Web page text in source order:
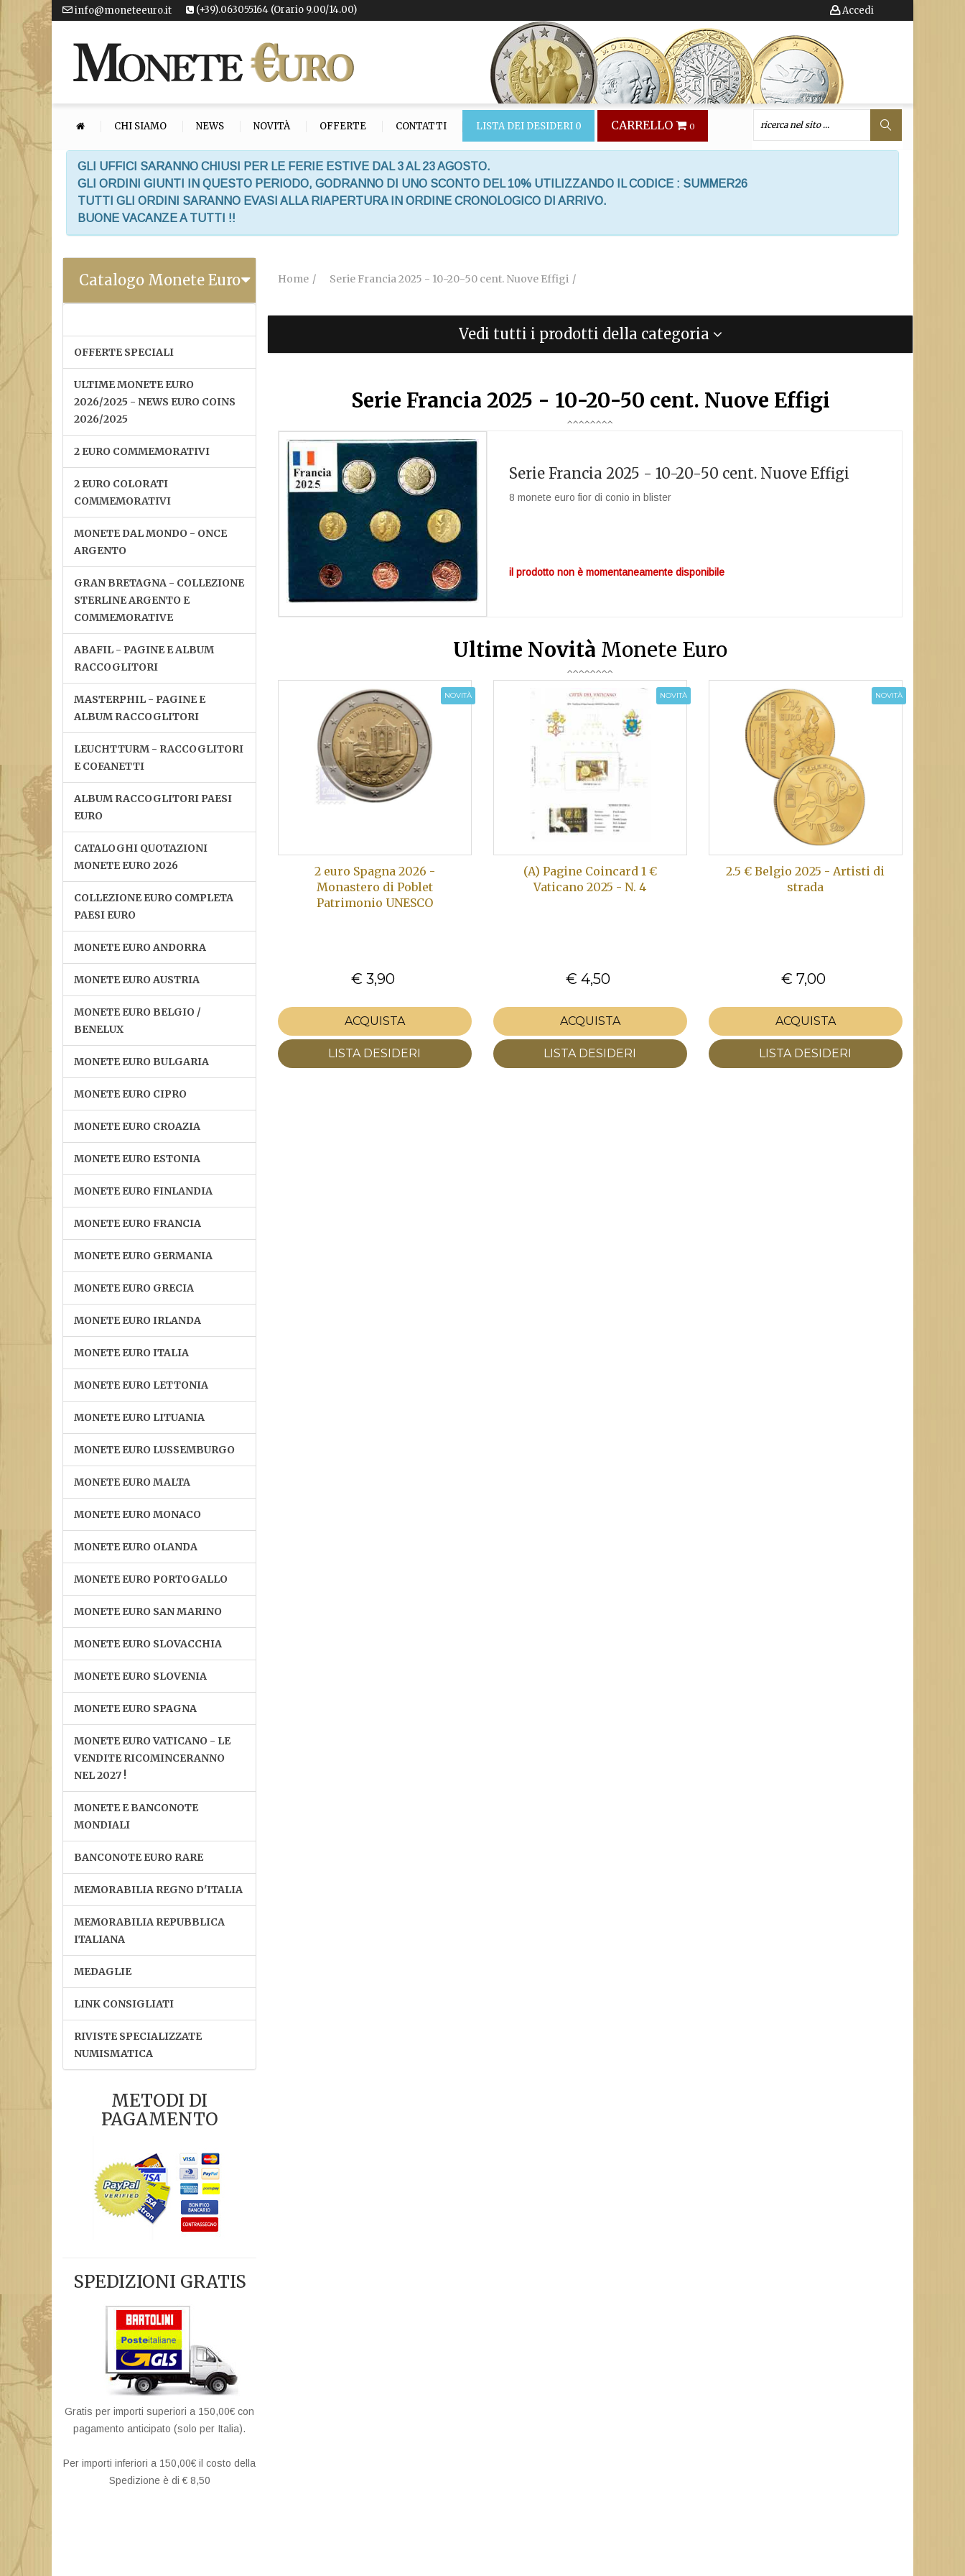
info@moneteeuro.it (+39).063055164 (Orario 9.00/14.00) Accedi
CHI SIAMO NEWS NOVITÀ OFFERTE CONTATTI LISTA DEI DESIDERI 0 CARRELLO 0
GLI UFFICI SARANNO CHIUSI PER LE FERIE ESTIVE DAL 3 AL 23 AGOSTO.
GLI ORDINI GIUNTI IN QUESTO PERIODO, GODRANNO DI UNO SCONTO DEL 10% UTILIZZANDO IL CODICE : SUMMER26
TUTTI GLI ORDINI SARANNO EVASI ALLA RIAPERTURA IN ORDINE CRONOLOGICO DI ARRIVO.
BUONE VACANZE A TUTTI !!
Catalogo Monete Euro
OFFERTE SPECIALI
ULTIME MONETE EURO
2026/2025 - NEWS EURO COINS
2026/2025
2 EURO COMMEMORATIVI
2 EURO COLORATI
COMMEMORATIVI
MONETE DAL MONDO - ONCE
ARGENTO
GRAN BRETAGNA - COLLEZIONE
STERLINE ARGENTO E
COMMEMORATIVE
ABAFIL - PAGINE E ALBUM
RACCOGLITORI
MASTERPHIL - PAGINE E
ALBUM RACCOGLITORI
LEUCHTTURM - RACCOGLITORI
E COFANETTI
ALBUM RACCOGLITORI PAESI
EURO
CATALOGHI QUOTAZIONI
MONETE EURO 2026
COLLEZIONE EURO COMPLETA
PAESI EURO
MONETE EURO ANDORRA
MONETE EURO AUSTRIA
MONETE EURO BELGIO /
BENELUX
MONETE EURO BULGARIA
MONETE EURO CIPRO
MONETE EURO CROAZIA
MONETE EURO ESTONIA
MONETE EURO FINLANDIA
MONETE EURO FRANCIA
MONETE EURO GERMANIA
MONETE EURO GRECIA
MONETE EURO IRLANDA
MONETE EURO ITALIA
MONETE EURO LETTONIA
MONETE EURO LITUANIA
MONETE EURO LUSSEMBURGO
MONETE EURO MALTA
MONETE EURO MONACO
MONETE EURO OLANDA
MONETE EURO PORTOGALLO
MONETE EURO SAN MARINO
MONETE EURO SLOVACCHIA
MONETE EURO SLOVENIA
MONETE EURO SPAGNA
MONETE EURO VATICANO - LE
VENDITE RICOMINCERANNO
NEL 2027 !
MONETE E BANCONOTE
MONDIALI
BANCONOTE EURO RARE
MEMORABILIA REGNO D'ITALIA
MEMORABILIA REPUBBLICA
ITALIANA
MEDAGLIE
LINK CONSIGLIATI
RIVISTE SPECIALIZZATE
NUMISMATICA
METODI DI
PAGAMENTO
SPEDIZIONI GRATIS
Gratis per importi superiori a 150,00€ con
pagamento anticipato (solo per Italia).
Per importi inferiori a 150,00€ il costo della
Spedizione è di € 8,50
Home Serie Francia 2025 - 10-20-50 cent. Nuove Effigi
Vedi tutti i prodotti della categoria
Serie Francia 2025 - 10-20-50 cent. Nuove Effigi
Serie Francia 2025 - 10-20-50 cent. Nuove Effigi
8 monete euro fior di conio in blister
il prodotto non è momentaneamente disponibile
Ultime Novità Monete Euro
NOVITÀ
2 euro Spagna 2026 -
Monastero di Poblet
Patrimonio UNESCO
€ 3,90
ACQUISTA
LISTA DESIDERI
NOVITÀ
(A) Pagine Coincard 1 €
Vaticano 2025 - N. 4
€ 4,50
ACQUISTA
LISTA DESIDERI
NOVITÀ
2.5 € Belgio 2025 - Artisti di
strada
€ 7,00
ACQUISTA
LISTA DESIDERI